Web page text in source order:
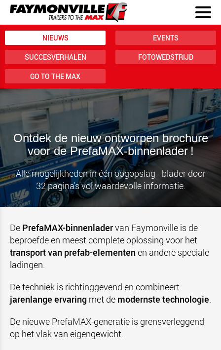
NIEUWS EVENTS
SUCCESVERHALEN FOTOWEDSTRIJD
GO TO THE MAX
Ontdek de nieuw ontworpen brochure
voor de PrefaMAX-binnenlader !
Alle mogelijkheden in één oogopslag - blader door
32 pagina's vol waardevolle informatie.
De PrefaMAX-binnenladervan Faymonville is de
beproefde en meest complete oplossing voor het
transport van prefab-elementen en andere speciale
ladingen.
De techniek is richtinggevend en combineert
jarenlange ervaring met de modernste technologie.
De nieuwe PrefaMAX-generatie is grensverleggend
op het vlak van eigengewicht.